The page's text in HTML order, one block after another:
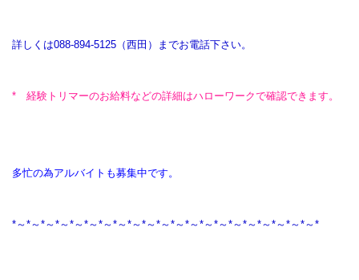
詳しくは088-894-5125（西田）までお電話下さい。
* 経験トリマーのお給料などの詳細はハローワークで確認できます。
多忙の為アルバイトも募集中です。
*～*～*～*～*～*～*～*～*～*～*～*～*～*～*～*～*～*～*～*～*～*